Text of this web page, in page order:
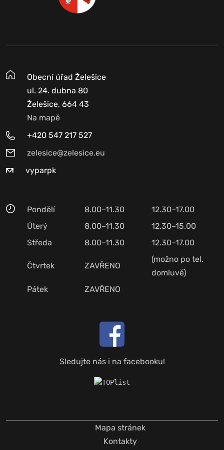
Obecní úřad Želešice
ul. 24. dubna 80
Želešice, 664 43
Na mapě
+420 547 217 527
zelesice@zelesice.eu
vyparpk
Pondělí 8.00–11.30
12.30–17.00
Úterý
8.00–11.30
12.30–15.00
Středa
8.00–11.30 12.30–17.00
Čtvrtek ZAVŘENO
(možno po tel.
domluvě)
Pátek
ZAVŘENO
Sledujte nás i na facebooku!
Mapa stránek
Kontakty